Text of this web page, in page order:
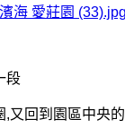
段
,又回到園區中央